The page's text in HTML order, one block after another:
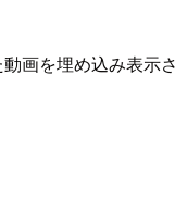
画を埋め込み表示